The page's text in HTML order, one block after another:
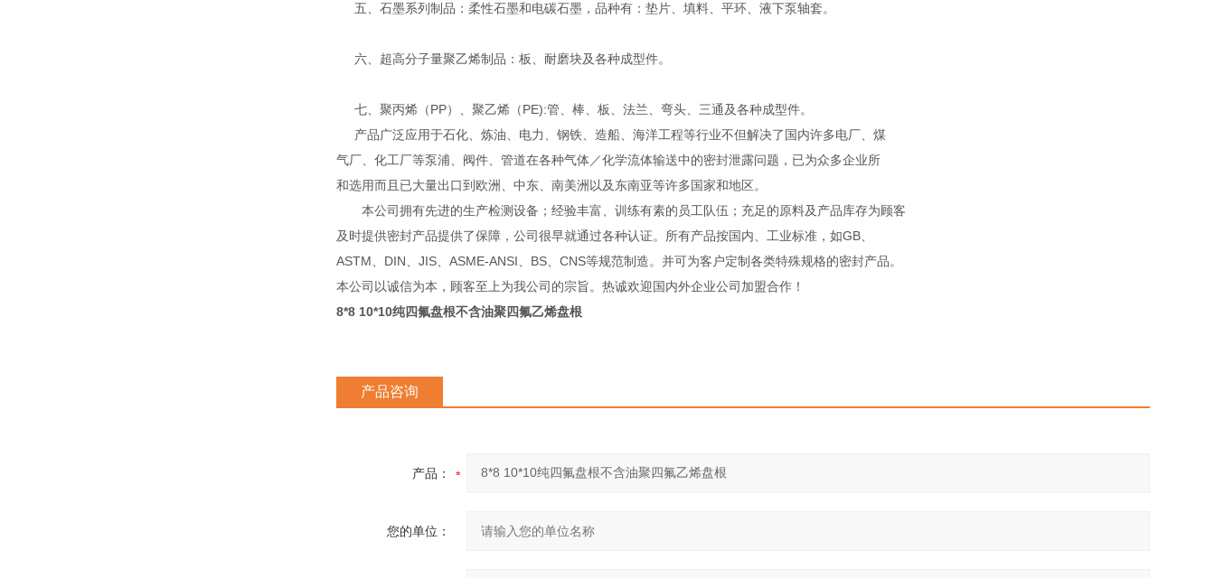
五、石墨系列制品：柔性石墨和电碳石墨，品种有：垫片、填料、平环、液下泵轴套。
六、超高分子量聚乙烯制品：板、耐磨块及各种成型件。
七、聚丙烯（PP）、聚乙烯（PE):管、棒、板、法兰、弯头、三通及各种成型件。
产品广泛应用于石化、炼油、电力、钢铁、造船、海洋工程等行业不但解决了国内许多电厂、煤
气厂、化工厂等泵浦、阀件、管道在各种气体／化学流体输送中的密封泄露问题，已为众多企业所
和选用而且已大量出口到欧洲、中东、南美洲以及东南亚等许多国家和地区。
本公司拥有先进的生产检测设备；经验丰富、训练有素的员工队伍；充足的原料及产品库存为顾客
及时提供密封产品提供了保障，公司很早就通过各种认证。所有产品按国内、工业标准，如GB、
ASTM、DIN、JIS、ASME-ANSI、BS、CNS等规范制造。并可为客户定制各类特殊规格的密封产品。
本公司以诚信为本，顾客至上为我公司的宗旨。热诚欢迎国内外企业公司加盟合作！
8*8 10*10纯四氟盘根不含油聚四氟乙烯盘根
产品咨询
产品：
您的单位：